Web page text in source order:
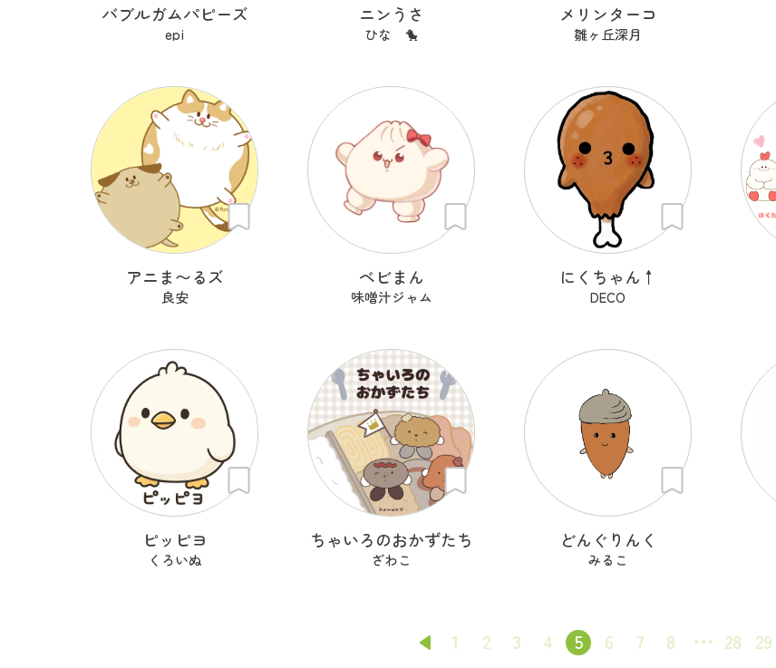
バブルガムパピーズ
epi
ニンうさ
ひな 🐤
メリンターコ
雛ヶ丘深月
アニま〜るズ
良安
ベビまん
味噌汁ジャム
にくちゃん↑
DECO
ピッピヨ
くろいぬ
ちゃいろのおかずたち
ざわこ
どんぐりんく
みるこ
1 2 3 4 5 6 7 8 28 29